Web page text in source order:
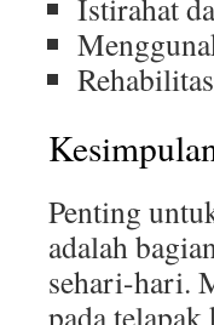
Istirahat
Penting
adalah
sehari-hari.
pada